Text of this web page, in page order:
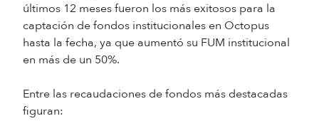
últimos 12 meses fueron los más exitosos para la
captación de fondos institucionales en Octopus
hasta la fecha, ya que aumentó su FUM institucional
en más de un 50%.
Entre las recaudaciones de fondos más destacadas
figuran: